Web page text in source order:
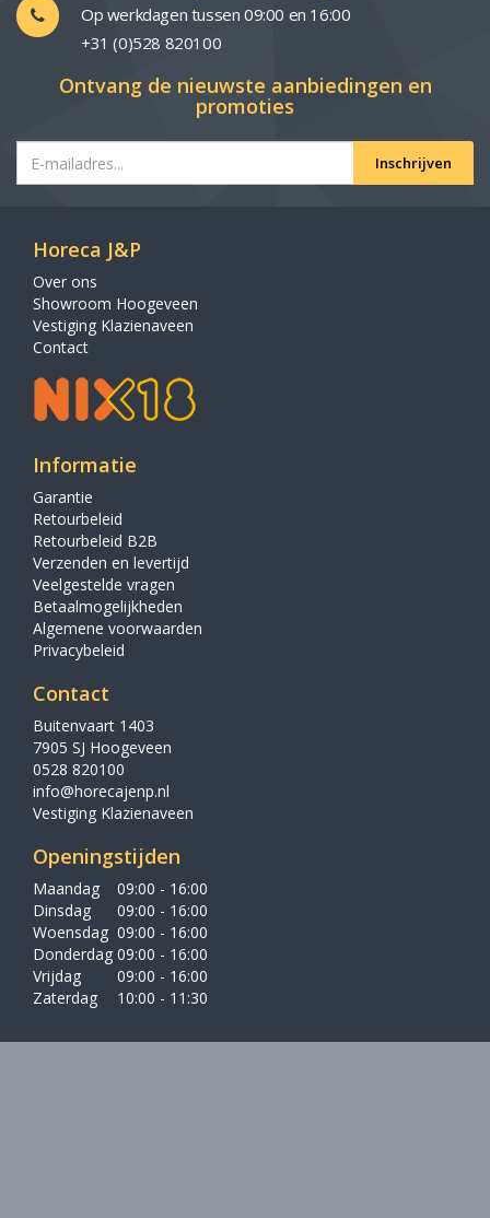
Op werkdagen tussen 09:00 en 16:00
+31 (0)528 820100
Ontvang de nieuwste aanbiedingen en
promoties
Inschrijven
Horeca J&P
Over ons
Showroom Hoogeveen
Vestiging Klazienaveen
Contact
Informatie
Garantie
Retourbeleid
Retourbeleid B2B
Verzenden en levertijd
Veelgestelde vragen
Betaalmogelijkheden
Algemene voorwaarden
Privacybeleid
Contact
Buitenvaart 1403
7905 SJ Hoogeveen
0528 820100
info@horecajenp.nl
Vestiging Klazienaveen
Openingstijden
Maandag
09:00 - 16:00
Dinsdag
09:00 - 16:00
Woensdag 09:00 - 16:00
Donderdag 09:00 - 16:00
Vrijdag
09:00 - 16:00
Zaterdag
10:00 - 11:30